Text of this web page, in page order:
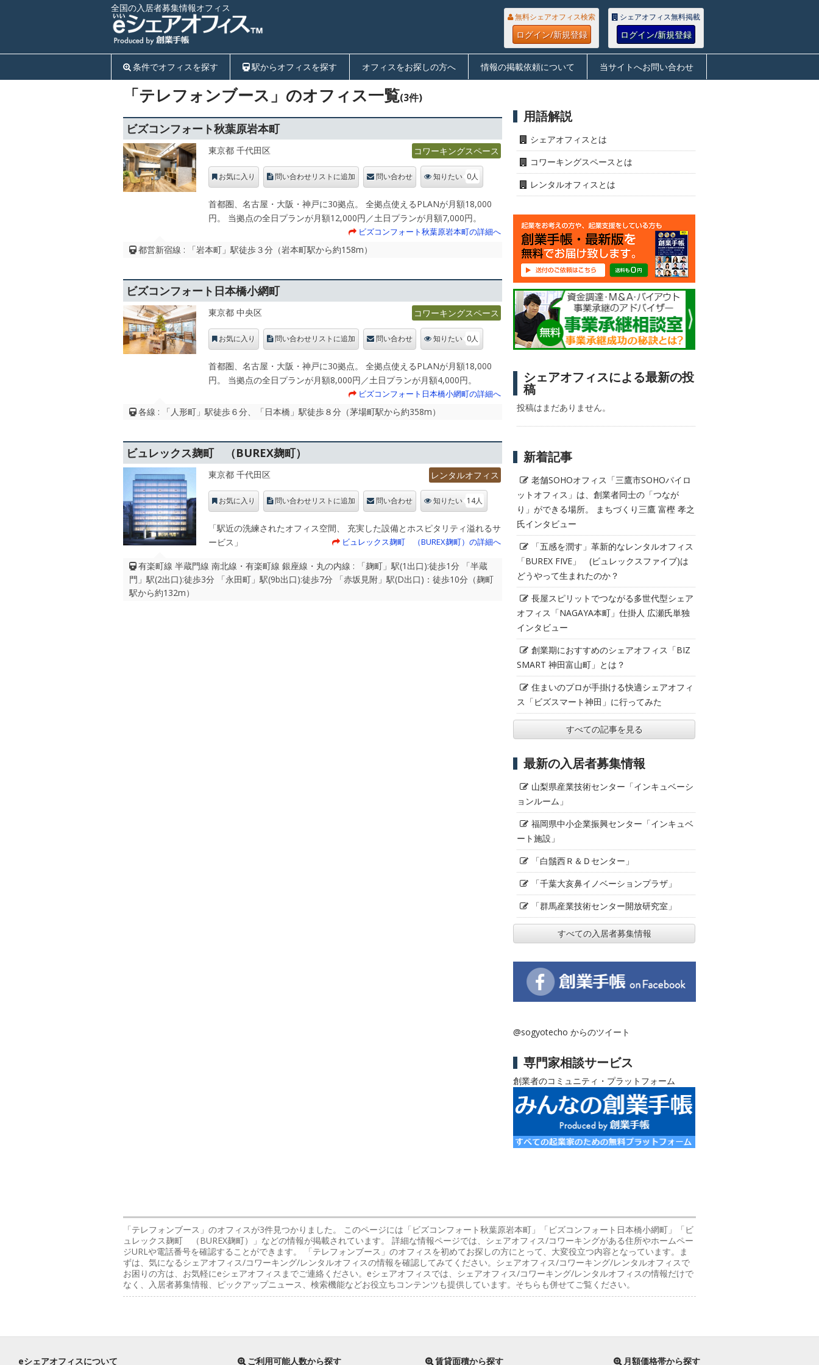
全国の入居者募集情報オフィス
無料シェアオフィス検索
ログイン/新規登録
シェアオフィス無料掲載
ログイン/新規登録
条件でオフィスを探す 駅からオフィスを探す オフィスをお探しの方へ 情報の掲載依頼について 当サイトへお問い合わせ
「テレフォンブース」のオフィス一覧(3件)
ビズコンフォート秋葉原岩本町
東京都 千代田区 コワーキングスペース
お気に入り 問い合わせリストに追加 問い合わせ 知りたい 0人
首都圏、名古屋・大阪・神戸に30拠点。 全拠点使えるPLANが月額18,000
円。 当拠点の全日プランが月額12,000円／土日プランが月額7,000円。
ビズコンフォート秋葉原岩本町の詳細へ
都営新宿線 : 「岩本町」駅徒歩３分（岩本町駅から約158m）
ビズコンフォート日本橋小網町
東京都 中央区 コワーキングスペース
お気に入り 問い合わせリストに追加 問い合わせ 知りたい 0人
首都圏、名古屋・大阪・神戸に30拠点。 全拠点使えるPLANが月額18,000
円。 当拠点の全日プランが月額8,000円／土日プランが月額4,000円。
ビズコンフォート日本橋小網町の詳細へ
各線 : 「人形町」駅徒歩６分、「日本橋」駅徒歩８分（茅場町駅から約358m）
ビュレックス麹町 （BUREX麹町）
東京都 千代田区 レンタルオフィス
お気に入り 問い合わせリストに追加 問い合わせ 知りたい 14人
「駅近の洗練されたオフィス空間、 充実した設備とホスピタリティ溢れるサ
ービス」
ビュレックス麹町 （BUREX麹町）の詳細へ
有楽町線 半蔵門線 南北線・有楽町線 銀座線・丸の内線 : 「麹町」駅(1出口):徒歩1分 「半蔵
門」駅(2出口):徒歩3分 「永田町」駅(9b出口):徒歩7分 「赤坂見附」駅(D出口)：徒歩10分（麹町
駅から約132m）
用語解説
シェアオフィスとは
コワーキングスペースとは
レンタルオフィスとは
シェアオフィスによる最新の投
稿
投稿はまだありません。
新着記事
老舗SOHOオフィス「三鷹市SOHOパイロ
ットオフィス」は、創業者同士の「つなが
り」ができる場所。 まちづくり三鷹 富樫 孝之
氏インタビュー
「五感を潤す」革新的なレンタルオフィス
「BUREX FIVE」 (ビュレックスファイブ)は
どうやって生まれたのか？
長屋スピリットでつながる多世代型シェア
オフィス「NAGAYA本町」仕掛人 広瀬氏単独
インタビュー
創業期におすすめのシェアオフィス「BIZ
SMART 神田富山町」とは？
住まいのプロが手掛ける快適シェアオフィ
ス「ビズスマート神田」に行ってみた
すべての記事を見る
最新の入居者募集情報
山梨県産業技術センター「インキュベーシ
ョンルーム」
福岡県中小企業振興センター「インキュベ
ート施設」
「白鬚西Ｒ＆Ｄセンター」
「千葉大亥鼻イノベーションプラザ」
「群馬産業技術センター開放研究室」
すべての入居者募集情報
@sogyotecho からのツイート
専門家相談サービス
創業者のコミュニティ・プラットフォーム
「テレフォンブース」のオフィスが3件見つかりました。 このページには「ビズコンフォート秋葉原岩本町」「ビズコンフォート日本橋小網町」「ビ
ュレックス麹町 （BUREX麹町）」などの情報が掲載されています。 詳細な情報ページでは、シェアオフィス/コワーキングがある住所やホームペー
ジURLや電話番号を確認することができます。 「テレフォンブース」のオフィスを初めてお探しの方にとって、大変役立つ内容となっています。ま
ずは、気になるシェアオフィス/コワーキング/レンタルオフィスの情報を確認してみてください。シェアオフィス/コワーキング/レンタルオフィスで
お困りの方は、お気軽にeシェアオフィスまでご連絡ください。eシェアオフィスでは、シェアオフィス/コワーキング/レンタルオフィスの情報だけで
なく、入居者募集情報、ピックアップニュース、検索機能などお役立ちコンテンツも提供しています。そちらも併せてご覧ください。
eシェアオフィスについて ご利用可能人数から探す 賃貸面積から探す 月額価格帯から探す